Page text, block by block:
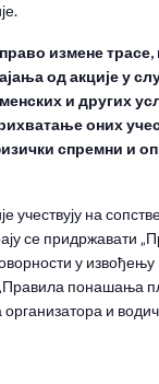
измене трасе,
од акције у
и других
оних
спремни и
учествују на
се придржавати
у
понашања
и